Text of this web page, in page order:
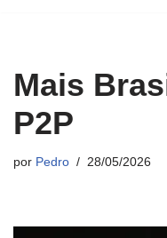
Mais
P2P
por Pedro 28/05/2026